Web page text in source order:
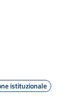
istituzionale